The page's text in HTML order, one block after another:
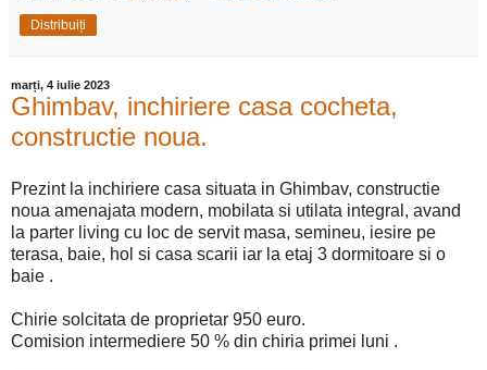
Distribuiți
marți, 4 iulie 2023
Ghimbav, inchiriere casa cocheta,
constructie noua.
Prezint la inchiriere casa situata in Ghimbav, constructie
noua amenajata modern, mobilata si utilata integral, avand
la parter living cu loc de servit masa, semineu, iesire pe
terasa, baie, hol si casa scarii iar la etaj 3 dormitoare si o
baie .
Chirie solcitata de proprietar 950 euro.
Comision intermediere 50 % din chiria primei luni .